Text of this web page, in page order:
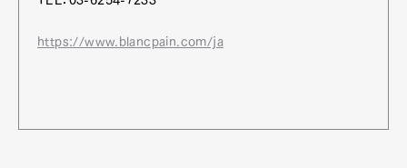
https://www.blancpain.com/ja